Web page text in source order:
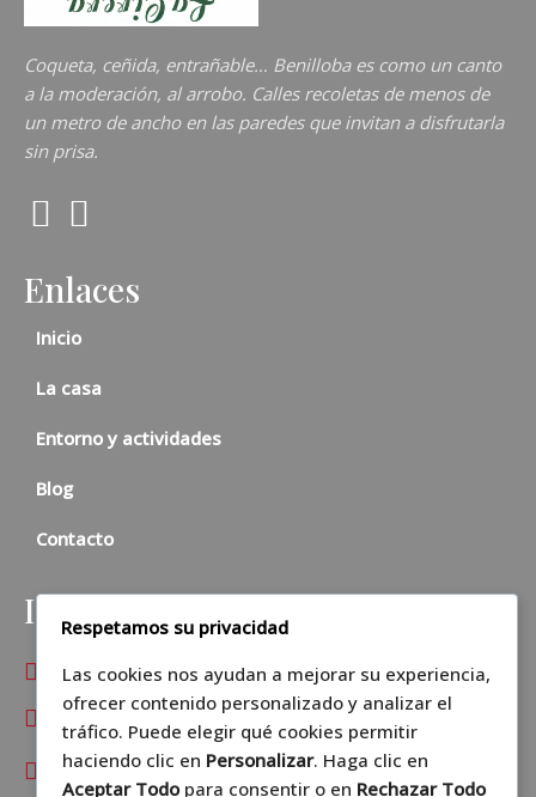
Coqueta, ceñida, entrañable… Benilloba es como un canto
a la moderación, al arrobo. Calles recoletas de menos de
un metro de ancho en las paredes que invitan a disfrutarla
sin prisa.
Enlaces
Inicio
La casa
Entorno y actividades
Blog
Contacto
Información
Carrer Major, 47, 03810 Benilloba, Alicante
mcliment70@gmail.com
+34666361750
Respetamos su privacidad
Las cookies nos ayudan a mejorar su experiencia,
ofrecer contenido personalizado y analizar el
tráfico. Puede elegir qué cookies permitir
haciendo clic en Personalizar. Haga clic en
Aceptar Todopara consentir o en Rechazar Todo